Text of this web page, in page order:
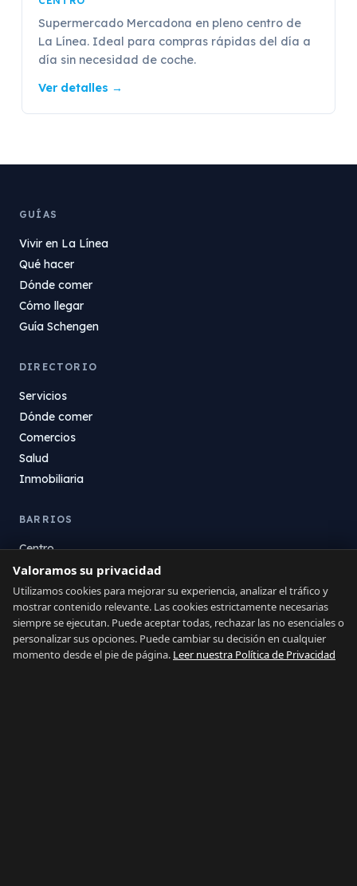
Supermercado Mercadona en pleno centro de
La Línea. Ideal para compras rápidas del día a
día sin necesidad de coche.
Ver detalles →
GUÍAS
Vivir en La Línea
Qué hacer
Dónde comer
Cómo llegar
Guía Schengen
DIRECTORIO
Servicios
Dónde comer
Comercios
Salud
Inmobiliaria
BARRIOS
Centro
La Atunara
Poniente
El Zabal
Santa Margarita
La Alcaidesa
Valoramos su privacidad
Utilizamos cookies para mejorar su experiencia, analizar el tráfico y
mostrar contenido relevante. Las cookies estrictamente necesarias
siempre se ejecutan. Puede aceptar todas, rechazar las no esenciales o
personalizar sus opciones. Puede cambiar su decisión en cualquier
momento desde el pie de página. Leer nuestra Política de Privacidad